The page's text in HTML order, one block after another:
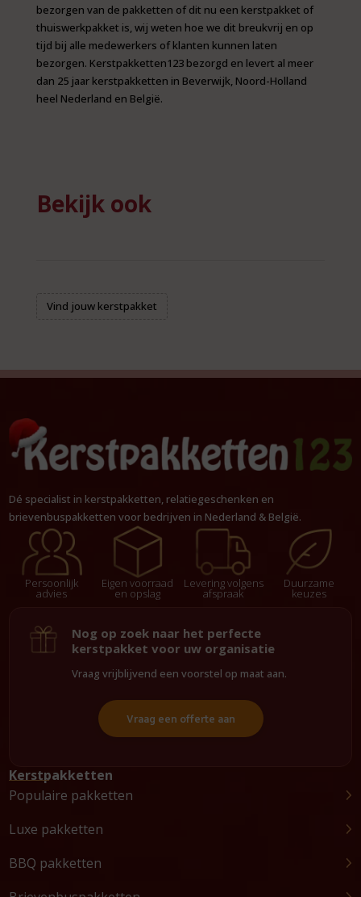
bezorgen van de pakketten of dit nu een kerstpakket of
thuiswerkpakket is, wij weten hoe we dit breukvrij en op
tijd bij alle medewerkers of klanten kunnen laten
bezorgen. Kerstpakketten123 bezorgd en levert al meer
dan 25 jaar kerstpakketten in Beverwijk, Noord-Holland
heel Nederland en België.
Bekijk ook
Vind jouw kerstpakket
Dé specialist in kerstpakketten, relatiegeschenken en
brievenbuspakketten voor bedrijven in Nederland & België.
Persoonlijk
advies
Eigen voorraad
en opslag
Levering volgens
afspraak
Duurzame
keuzes
Nog op zoek naar het perfecte
kerstpakket voor uw organisatie
Vraag vrijblijvend een voorstel op maat aan.
Vraag een offerte aan
Kerstpakketten
Populaire pakketten
Luxe pakketten
BBQ pakketten